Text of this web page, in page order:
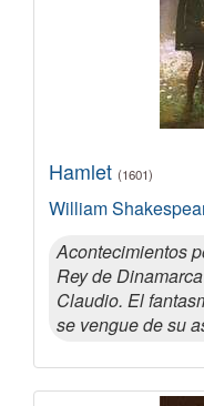
Hamlet (1601)
William
Acontecimientos
Rey de
Claudio. El
se vengue de su